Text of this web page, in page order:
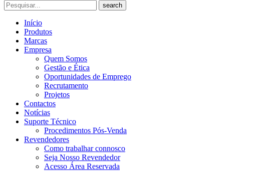
search
Início
Produtos
Marcas
Empresa
Quem Somos
Gestão e Ética
Oportunidades de Emprego
Recrutamento
Projetos
Contactos
Notícias
Suporte Técnico
Procedimentos Pós-Venda
Revendedores
Como trabalhar connosco
Seja Nosso Revendedor
Acesso Área Reservada